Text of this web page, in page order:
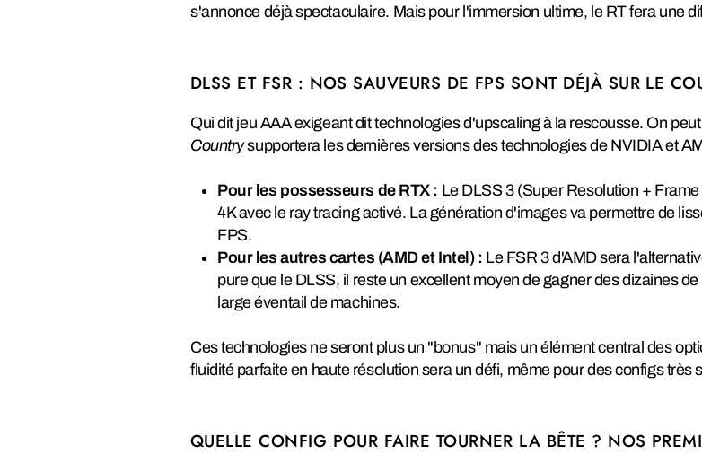
s'annonce déjà spectaculaire. Mais pour l'immersion ultime, le RT fera une
DLSS ET FSR : NOS SAUVEURS DE FPS SONT DÉJÀ SUR LE
Qui dit jeu AAA exigeant dit technologies d'upscaling à la rescousse. On
Countrysupportera les dernières versions des technologies de NVIDIA et
Pour les possesseurs de RTX : Le DLSS 3 (Super Resolution +
4K avec le ray tracing activé. La génération d'images va permettre de
FPS.
Pour les autres cartes (AMD et Intel) : Le FSR 3 d'AMD sera
pure que le DLSS, il reste un excellent moyen de gagner des dizaines
large éventail de machines.
Ces technologies ne seront plus un "bonus" mais un élément central des
fluidité parfaite en haute résolution sera un défi, même pour des configs très
QUELLE CONFIG POUR FAIRE TOURNER LA BÊTE ? NOS